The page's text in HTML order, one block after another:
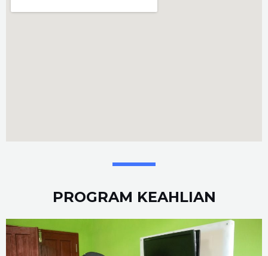
PROGRAM KEAHLIAN